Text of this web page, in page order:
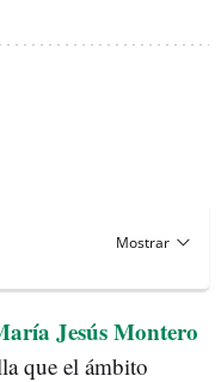
Jesús Montero
que el ámbito